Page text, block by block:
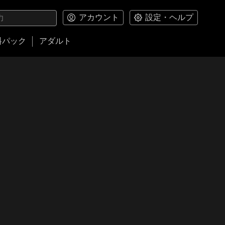
アカウント 設定・ヘルプ
ック アダルト